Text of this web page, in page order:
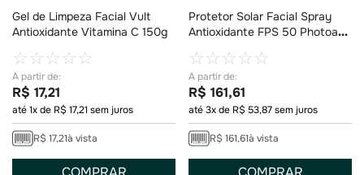
Gel de Limpeza Facial Vult
Antioxidante Vitamina C 150g
☆☆☆☆☆
R$ 17,21
até1x de R$17,21 sem juros
R$ 17,21à vista
Protetor Solar Facial Spray
Antioxidante FPS 50 Photoage
☆☆☆☆☆
R$ 161,61
até3x de R$ 53,87sem juros
R$ 161,61à vista